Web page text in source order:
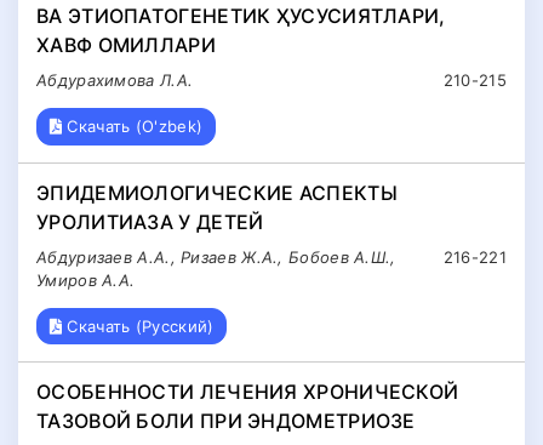
ВА ЭТИОПАТОГЕНЕТИК ҲУСУСИЯТЛАРИ,
ХАВФ ОМИЛЛАРИ
210-215
Абдурахимова Л.А.
Скачать (O'zbek)
ЭПИДЕМИОЛОГИЧЕСКИЕ АСПЕКТЫ
УРОЛИТИАЗА У ДЕТЕЙ
216-221
Абдуризаев А.А., Ризаев Ж.А., Бобоев А.Ш.,
Умиров А.А.
Скачать (Русский)
ОСОБЕННОСТИ ЛЕЧЕНИЯ ХРОНИЧЕСКОЙ
ТАЗОВОЙ БОЛИ ПРИ ЭНДОМЕТРИОЗЕ